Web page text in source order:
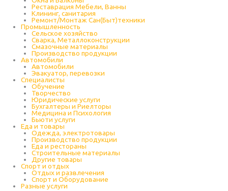
Реставрация Мебели, Ванны
Клининг, санитария
Ремонт/Монтаж Сан(Быт)техники
Промышленность
Cельское хозяйство
Сварка, Металлоконструкции
Cмазочные материалы
Производство продукции
Автомобили
Автомобили
Эвакуатор, перевозки
Специалисты
Обучение
Творчество
Юридические услуги
Бухгалтеры и Риелторы
Медицина и Психология
Бьюти услуги
Еда и товары
Одежда, электротовары
Производство продукции
Еда и рестораны
Строительные материалы
Другие товары
Спорт и отдых
Отдых и развлечения
Спорт и Оборудование
Разные услуги